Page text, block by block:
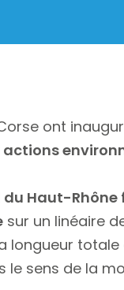
ont
du Haut-
sur un linéaire
longueur
sens de la